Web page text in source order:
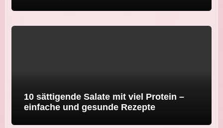
10 sättigende Salate mit viel Protein –
einfache und gesunde Rezepte